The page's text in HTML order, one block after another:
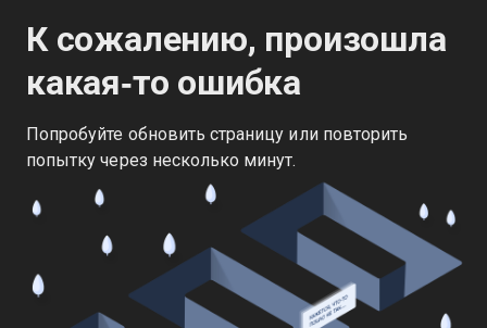
К сожалению, произошла
какая‑то ошибка
Попробуйте обновить страницу или повторить
попытку через несколько минут.